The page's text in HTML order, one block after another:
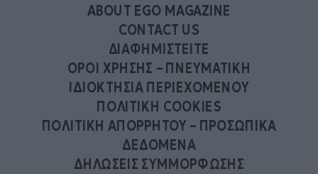
ABOUT EGO MAGAZINE
CONTACT US
ΔΙΑΦΗΜΙΣΤΕΙΤΕ
ΟΡΟΙ ΧΡΗΣΗΣ – ΠΝΕΥΜΑΤΙΚΗ
ΙΔΙΟΚΤΗΣΙΑ ΠΕΡΙΕΧΟΜΕΝΟΥ
ΠΟΛΙΤΙΚΗ COOKIES
ΠΟΛΙΤΙΚΗ ΑΠΟΡΡΗΤΟΥ – ΠΡΟΣΩΠΙΚΑ
ΔΕΔΟΜΕΝΑ
ΔΗΛΩΣΕΙΣ ΣΥΜΜΟΡΦΩΣΗΣ